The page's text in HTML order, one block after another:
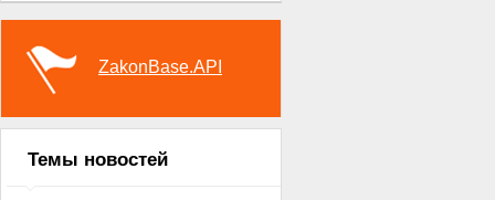
ZakonBase.API
Темы новостей